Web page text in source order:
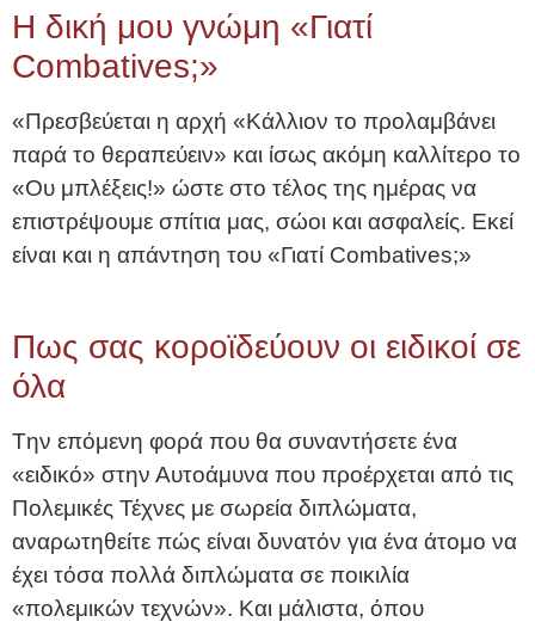
Η δική μου γνώμη «Γιατί
Combatives;»
«Πρεσβεύεται η αρχή «Κάλλιον το προλαμβάνει
παρά το θεραπεύειν» και ίσως ακόμη καλλίτερο το
«Ου μπλέξεις!» ώστε στο τέλος της ημέρας να
επιστρέψουμε σπίτια μας, σώοι και ασφαλείς. Εκεί
είναι και η απάντηση του «Γιατί Combatives;»
Πως σας κοροϊδεύουν οι ειδικοί σε
όλα
Tην επόμενη φορά που θα συναντήσετε ένα
«ειδικό» στην Αυτοάμυνα που προέρχεται από τις
Πολεμικές Τέχνες με σωρεία διπλώματα,
αναρωτηθείτε πώς είναι δυνατόν για ένα άτομο να
έχει τόσα πολλά διπλώματα σε ποικιλία
«πολεμικών τεχνών». Και μάλιστα, όπου